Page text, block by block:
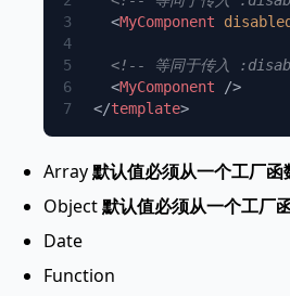
  <
MyComponent disabled
  <
MyComponent
</template
Array默认值必须从一个工厂函
Object默认值必须从一个工厂
Date
Function